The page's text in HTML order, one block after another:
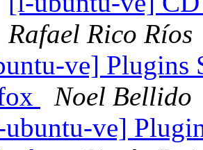
Rafael Rico Ríos
ve] Plugins
Noel Bellido
ve]